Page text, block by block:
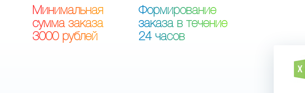
Минимальная
сумма заказа
3000 рублей
Формирование
заказа в течение
24 часов